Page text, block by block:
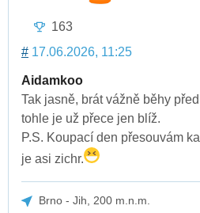
163
# 17.06.2026, 11:25
Aidamkoo
Tak jasně, brát vážně běhy
tohle je už přece jen blíž.
P.S. Koupací den přesouvám
je asi zichr.
Brno - Jih, 200 m.n.m.